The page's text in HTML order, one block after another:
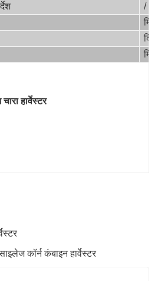
/
मिमी
मिमी
कॉर्न कंबाइन हार्वेस्टर